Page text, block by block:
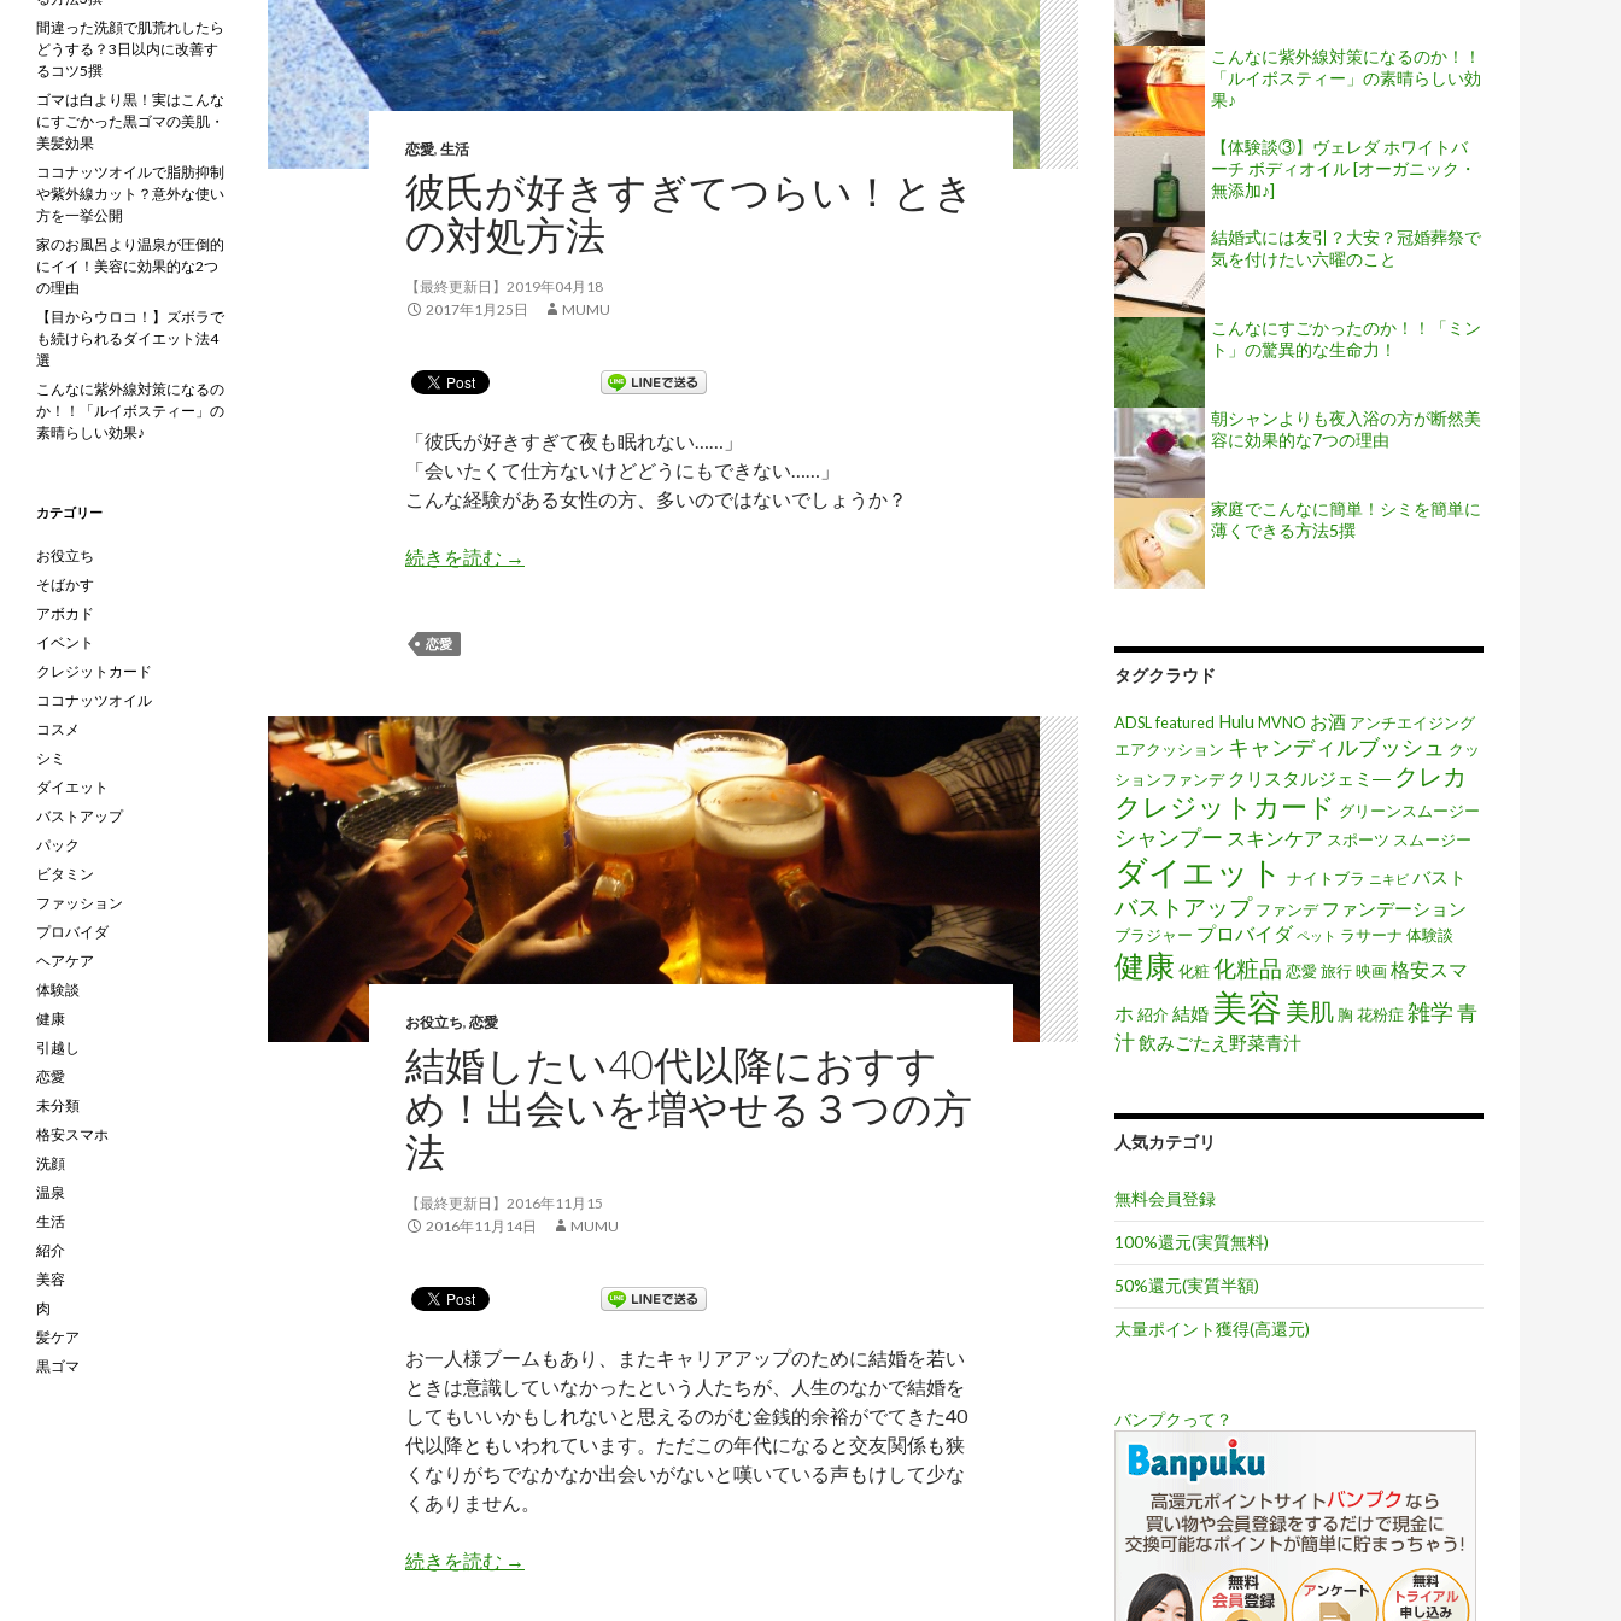
恋愛, 生活
彼氏が好きすぎてつらい！とき
の対処方法
【最終更新日】2019年04月18
2017年1月25日
MUMU
「彼氏が好きすぎて夜も眠れない……」
「会いたくて仕方ないけどどうにもできない……」
こんな経験がある女性の方、多いのではないでしょうか？
続きを読む 彼氏が好きすぎてつらい！ときの対処方法
→
恋愛
お役立ち, 恋愛
結婚したい40代以降におすす
め！出会いを増やせる３つの方
法
【最終更新日】2016年11月15
2016年11月14日
MUMU
お一人様ブームもあり、またキャリアアップのために結婚を若い
ときは意識していなかったという人たちが、人生のなかで結婚を
してもいいかもしれないと思えるのがむ金銭的余裕がでてきた40
代以降ともいわれています。ただこの年代になると交友関係も狭
くなりがちでなかなか出会いがないと嘆いている声もけして少な
くありません。
続きを読む 結婚したい40代以降におすすめ！出会いを増やせる３つの方法
→
こんなに紫外線対策になるのか！！
「ルイボスティー」の素晴らしい効
果♪
【体験談③】ヴェレダ ホワイトバ
ーチ ボディオイル [オーガニック・
無添加♪]
結婚式には友引？大安？冠婚葬祭で
気を付けたい六曜のこと
こんなにすごかったのか！！「ミン
ト」の驚異的な生命力！
朝シャンよりも夜入浴の方が断然美
容に効果的な7つの理由
家庭でこんなに簡単！シミを簡単に
薄くできる方法5撰
タグクラウド
ADSLfeatured Hulu MVNO お酒 アンチエイジング
エアクッション キャンディルブッシュ クッ
ションファンデ クリスタルジェミ― クレカ
クレジットカード グリーンスムージー
シャンプー スキンケア スポーツ スムージー
ダイエット ナイトブラ ニキビ バスト
バストアップ ファンデ ファンデーション
ブラジャー プロバイダ ペット ラサーナ 体験談
健康 化粧化粧品 恋愛旅行映画格安スマ
ホ 紹介結婚 美容 美肌 胸 花粉症 雑学青
汁飲みごたえ野菜青汁
人気カテゴリ
無料会員登録
100%還元(実質無料)
50%還元(実質半額)
大量ポイント獲得(高還元)
バンプクって？
間違った洗顔で肌荒れしたら
どうする？3日以内に改善す
るコツ5撰
ゴマは白より黒！実はこんな
にすごかった黒ゴマの美肌・
美髪効果
ココナッツオイルで脂肪抑制
や紫外線カット？意外な使い
方を一挙公開
家のお風呂より温泉が圧倒的
にイイ！美容に効果的な2つ
の理由
【目からウロコ！】ズボラで
も続けられるダイエット法4
選
こんなに紫外線対策になるの
か！！「ルイボスティー」の
素晴らしい効果♪
カテゴリー
お役立ち
そばかす
アボカド
イベント
クレジットカード
ココナッツオイル
コスメ
シミ
ダイエット
バストアップ
パック
ビタミン
ファッション
プロバイダ
ヘアケア
体験談
健康
引越し
恋愛
未分類
格安スマホ
洗顔
温泉
生活
紹介
美容
肉
髪ケア
黒ゴマ